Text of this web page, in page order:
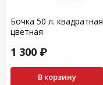
Бочка 50 л. квадратная
цветная
1 300 ₽
В корзину